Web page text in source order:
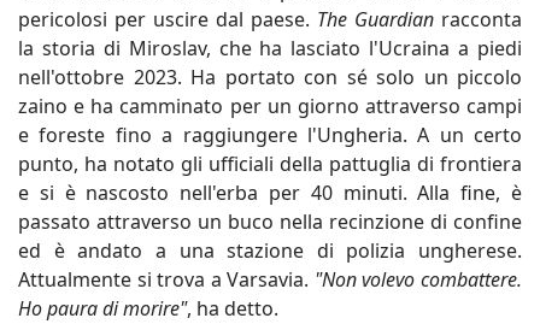
pericolosi per uscire dal paese. The Guardian racconta
la storia di Miroslav, che ha lasciato l'Ucraina a piedi
nell'ottobre 2023. Ha portato con sé solo un piccolo
zaino e ha camminato per un giorno attraverso campi
e foreste fino a raggiungere l'Ungheria. A un certo
punto, ha notato gli ufficiali della pattuglia di frontiera
e si è nascosto nell'erba per 40 minuti. Alla fine, è
passato attraverso un buco nella recinzione di confine
ed è andato a una stazione di polizia ungherese.
Attualmente si trova a Varsavia. "Non volevo combattere.
Ho paura di morire", ha detto.